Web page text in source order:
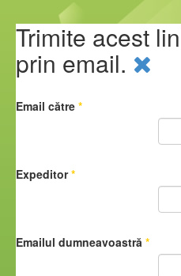
Trimite acest
prin email.
Email către *
Expeditor*
Emailul dumneavoastră *